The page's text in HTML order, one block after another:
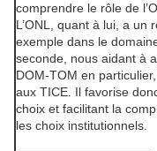
comprendre le rôle de
L’ONL, quant à lui, a un
exemple dans le
seconde, nous aidant à
DOM-TOM en
aux TICE. Il favorise
choix et facilitant la
les choix institutionnels.